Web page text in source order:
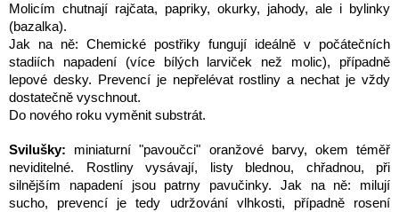
Molicím chutnají rajčata, papriky, okurky, jahody, ale i bylinky
(bazalka).
Jak na ně: Chemické postřiky fungují ideálně v počátečních
stadiích napadení (více bílých larviček než molic), případně
lepové desky. Prevencí je nepřelévat rostliny a nechat je vždy
dostatečně vyschnout.
Do nového roku vyměnit substrát.
Svilušky: miniaturní "pavoučci" oranžové barvy, okem téměř
neviditelné. Rostliny vysávají, listy blednou, chřadnou, při
silnějším napadení jsou patrny pavučinky. Jak na ně: milují
sucho, prevencí je tedy udržování vlhkosti, případně rosení